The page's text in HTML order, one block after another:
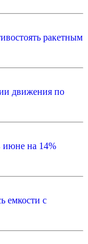
ракетным
движения по
июне на 14%
емкости с